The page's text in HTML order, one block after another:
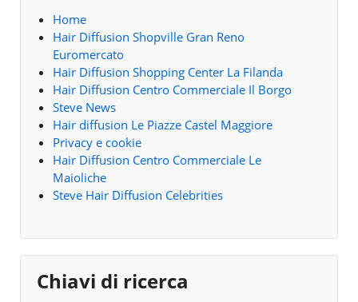
Home
Hair Diffusion Shopville Gran Reno
Euromercato
Hair Diffusion Shopping Center La Filanda
Hair Diffusion Centro Commerciale Il Borgo
Steve News
Hair diffusion Le Piazze Castel Maggiore
Privacy e cookie
Hair Diffusion Centro Commerciale Le
Maioliche
Steve Hair Diffusion Celebrities
Chiavi di ricerca